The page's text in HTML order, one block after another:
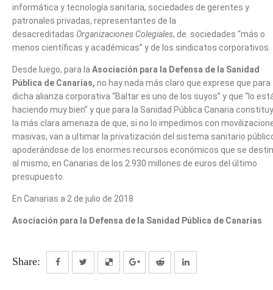
informática y tecnología sanitaria, sociedades de gerentes y
patronales privadas, representantes de la
desacreditadas Organizaciones Colegiales, de sociedades “más o
menos científicas y académicas” y de los sindicatos corporativos.
Desde luego, para la Asociación para la Defensa de la Sanidad
Pública de Canarias, no hay nada más claro que exprese que para
dicha alianza corporativa “Baltar es uno de los suyos” y que “lo
haciendo muy bien” y que para la Sanidad Pública Canaria
la más clara amenaza de que, si no lo impedimos con
masivas, van a ultimar la privatización del sistema sanitario
apoderándose de los enormes recursos económicos que se
al mismo, en Canarias de los 2.930 millones de euros del último
presupuesto.
En Canarias a 2 de julio de 2018
Asociación para la Defensa de la Sanidad Pública de Canarias
Share: